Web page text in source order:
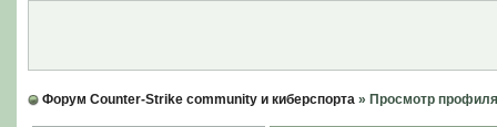
Форум Counter-Strike community и киберспорта» Просмотр профиля